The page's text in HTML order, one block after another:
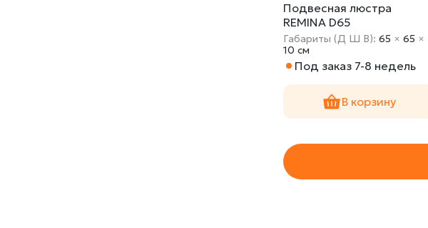
Подвесная люстра
REMINA D65
Габариты (Д Ш В): 65 × 65 ×
10 cм
Под заказ 7-8 недель
В корзину